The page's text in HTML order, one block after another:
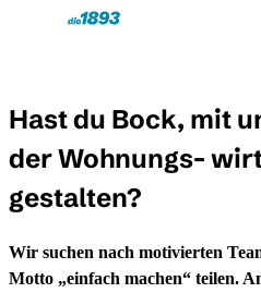
Skip to main content
Hast du Bock, mit
der Wohnungs-
gestalten?
Wir suchen nach motivierten
Motto „einfach machen“ teilen.